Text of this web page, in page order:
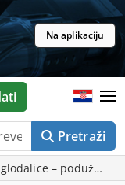
Na aplikaciju
Pretraži
– podužni